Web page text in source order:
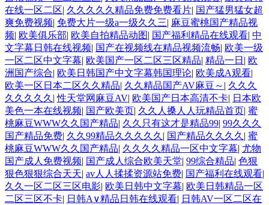
在线一区二区| 久久久久久精品免费免费看片| 国产猛男猛女超
爽免费视频| 免费大片一级a一级久久三| 麻豆蜜桃国产精品视
频| 欧美俱乐部| 欧美自拍精品动图| 国产福利精品在线观看| 中
文字幕日韩在线视频| 国产在视频线在精品视频流畅| 欧美一级
一区二区中文字幕| 欧美国产一区二区三区精品| 精品一日 | 欧
洲国产综合| 欧美日韩国产中文字幕韩国理论| 欧美成A观看|
欧美一区日本二区久久精品| 久久精品国产AV麻豆～ | 久久久
久久久久久 |性天堂网麻豆AV| 欧美国产日本高清不卡| 日本欧
美色一本在线视频| 国产欧美页| 久久人搡人人玩精品首页| 蜜
桃麻豆WWW久久国产精品| 久久只有这才是精品99| 99久久久
国产精品免费| 久久99精品久久久久久 | 国产精品久久久久 | 蜜
桃麻豆WWW久久国产精品| 久久久久精品一区中文字幕| 尤物
国产成人免费视频| 国产成人综合欧美天堂| 99综合精品| 色狠
狠色狠狠综合天天| av人人揉揉资源站免费| 国产福利在线观看|
久久一区二区三区电影| 欧美日韩中文字幕| 欧美日韩精品一区
二区三区不卡| 日韩A∨精品日韩在线观看| 日韩AV一区二区在